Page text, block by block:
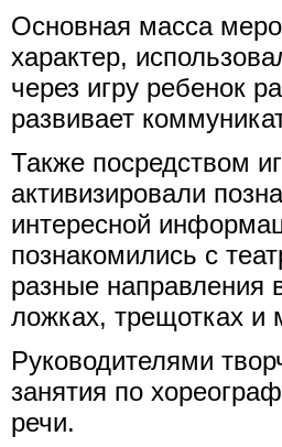
Основная масса
характер,
через игру ребенок
развивает
Также посредством
активизировали
интересной
познакомились с
разные направления
ложках, трещотках и
Руководителями
занятия по
речи.